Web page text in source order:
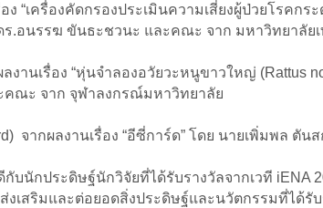
อง “เครื่องคัดกรองประเมินความเสี่ยงผู้ป่วยโรคก
.อนรรฆ ขันธะชวนะ และคณะ จาก มหาวิทยาลัย
งานเรื่อง “หุ่นจำลองอวัยวะหนูขาวใหญ่ (Rattus
คณะ จาก จุฬาลงกรณ์มหาวิทยาลัย
จากผลงานเรื่อง “อีซี่การ์ด” โดย นายเพิ่มพล
กประดิษฐ์นักวิจัยที่ได้รับรางวัลจากเวที iENA
สริมและต่อยอดสิ่งประดิษฐ์และนวัตกรรมที่ได้รับ